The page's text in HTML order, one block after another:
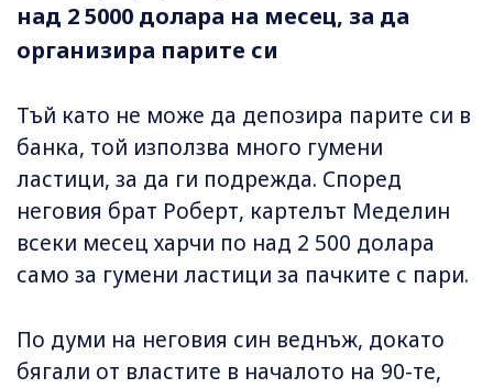
над 2 5000 долара на месец, за да
организира парите си
Тъй като не може да депозира парите си в
банка, той използва много гумени
ластици, за да ги подрежда. Според
неговия брат Роберт, картелът Меделин
всеки месец харчи по над 2 500 долара
само за гумени ластици за пачките с пари.
По думи на неговия син веднъж, докато
бягали от властите в началото на 90-те,